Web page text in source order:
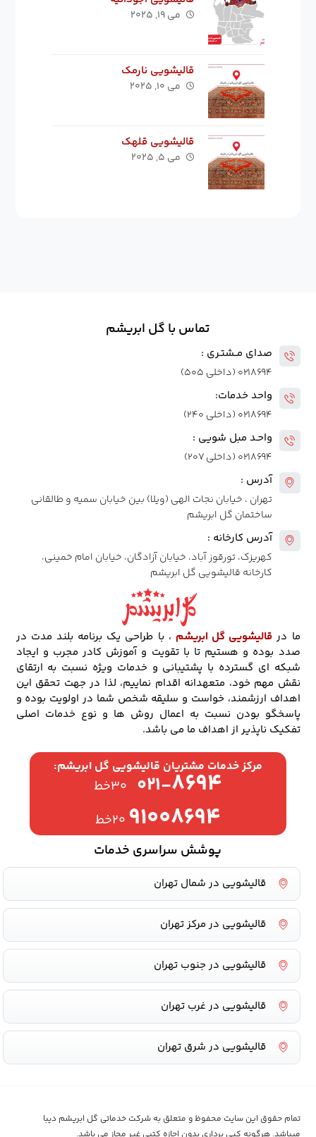
می ۱۹, ۲۰۲۵
قالیشویی نارمک
می ۱۰, ۲۰۲۵
قالیشویی قلهک
می ۵, ۲۰۲۵
تماس با گل ابریشم
صدای مــشتـری :
۰۲۱۸۶۹۴ (داخلی ۵۰۵)
واحد خدمات:
۰۲۱۸۶۹۴ (داخلی ۲۴۰)
واحـد مبل شویی :
۰۲۱۸۶۹۴ (داخلی ۲۰۷)
آدرس :
تهران ، خیابان نجات الهی (ویلا) بین خیابان سمیه و طالقانی
ساختمان گل ابریشم
آدرس کارخانه :
کهریزک، تورقوز آباد، خیابان آزادگان، خیابان امام خمینی،
کارخانه قالیشویی گل ابریشم
ما در قالیشویی گل ابریشم ، با طراحی یک برنامه بلند مدت در
صدد بوده و هستیم تا با تقویت و آموزش کادر مجرب و ایجاد
شبکه ای گسترده با پشتیبانی و خدمات ویژه نسبت به ارتقای
نقش مهم خود، متعهدانه اقدام نماییم، لذا در جهت تحقق این
اهداف ارزشمند، خواست و سلیقه شخص شما در اولویت بوده و
پاسخگو بودن نسبت به اعمال روش ها و نوع خدمات اصلی
تفکیک ناپذیر از اهداف ما می باشد.
مرکز خدمات مشتریان قالیشویی گل ابریشم:
۰۲۱-۸۶۹۴ ۳۰خط
۹۱۰۰۸۶۹۴ ۲۰خط
پوشش سراسری خدمات
قالیشویی در شمال تهران
قالیشویی در مرکز تهران
قالیشویی در جنوب تهران
قالیشویی در غرب تهران
قالیشویی در شرق تهران
تمام حقوق این سایت محفوظ و متعلق به شرکت خدماتی گل ابریشم دیبا